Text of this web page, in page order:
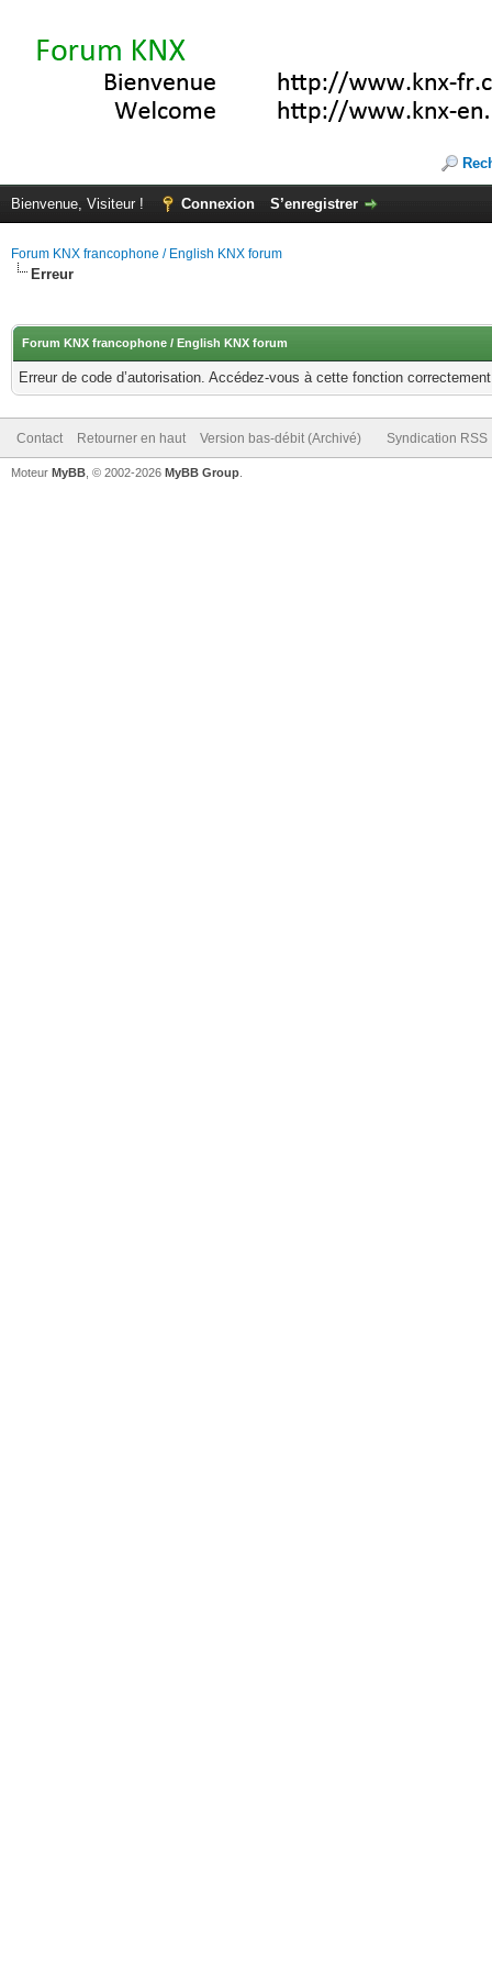
Bienvenue, Visiteur ! Connexion S’enregistrer
Forum KNX francophone / English KNX forum
Erreur
Forum KNX francophone / English KNX forum
Erreur de code d’autorisation. Accédez-vous à cette fonction
Contact Retourner en haut Version bas-débit (Archivé) Syndication RSS
Moteur MyBB , © 2002-2026 MyBB Group